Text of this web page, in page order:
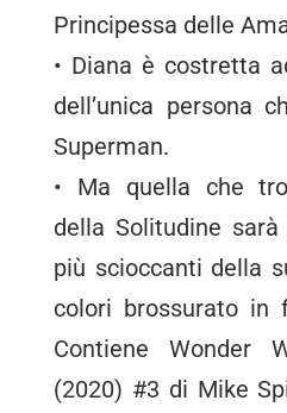
Principessa delle
• Diana è costretta
dell’unica persona
Superman.
• Ma quella che
della Solitudine
più scioccanti della
colori brossurato in
Contiene Wonder
(2020) #3 di Mike